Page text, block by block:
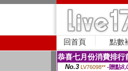
回首頁 點數
恭喜七月份消費排行
No.3 LV76098** -贈點